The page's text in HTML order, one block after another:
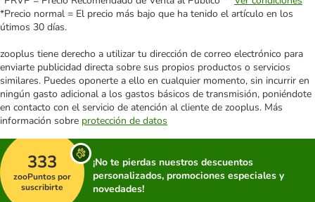
*Precio normal = El precio más bajo que ha tenido el artículo en los
útimos 30 días.
zooplus tiene derecho a utilizar tu dirección de correo electrónico para
enviarte publicidad directa sobre sus propios productos o servicios
similares. Puedes oponerte a ello en cualquier momento, sin incurrir en
ningún gasto adicional a los gastos básicos de transmisión, poniéndote
en contacto con el servicio de atención al cliente de zooplus. Más
información sobre protección de datos
333
zooPuntos por
suscribirte
¡No te pierdas nuestros descuentos
personalizados, promociones especiales y
novedades!